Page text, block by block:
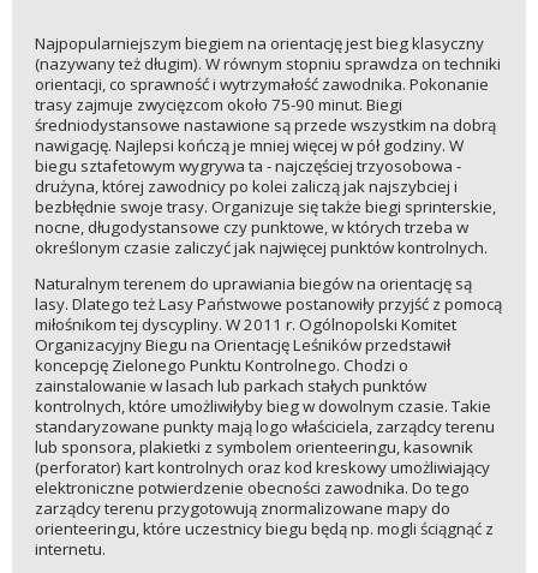
Najpopularniejszym biegiem na orientację jest bieg klasyczny
(nazywany też długim). W równym stopniu sprawdza on techniki
orientacji, co sprawność i wytrzymałość zawodnika. Pokonanie
trasy zajmuje zwycięzcom około 75-90 minut. Biegi
średniodystansowe nastawione są przede wszystkim na dobrą
nawigację. Najlepsi kończą je mniej więcej w pół godziny. W
biegu sztafetowym wygrywa ta - najczęściej trzyosobowa -
drużyna, której zawodnicy po kolei zaliczą jak najszybciej i
bezbłędnie swoje trasy. Organizuje się także biegi sprinterskie,
nocne, długodystansowe czy punktowe, w których trzeba w
określonym czasie zaliczyć jak najwięcej punktów kontrolnych.
Naturalnym terenem do uprawiania biegów na orientację są
lasy. Dlatego też Lasy Państwowe postanowiły przyjść z pomocą
miłośnikom tej dyscypliny. W 2011 r. Ogólnopolski Komitet
Organizacyjny Biegu na Orientację Leśników przedstawił
koncepcję Zielonego Punktu Kontrolnego. Chodzi o
zainstalowanie w lasach lub parkach stałych punktów
kontrolnych, które umożliwiłyby bieg w dowolnym czasie. Takie
standaryzowane punkty mają logo właściciela, zarządcy terenu
lub sponsora, plakietki z symbolem orienteeringu, kasownik
(perforator) kart kontrolnych oraz kod kreskowy umożliwiający
elektroniczne potwierdzenie obecności zawodnika. Do tego
zarządcy terenu przygotowują znormalizowane mapy do
orienteeringu, które uczestnicy biegu będą np. mogli ściągnąć z
internetu.